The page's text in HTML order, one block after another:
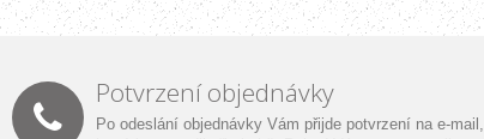
Potvrzení objednávky
Po odeslání objednávky Vám přijde potvrzení na e‑mail,